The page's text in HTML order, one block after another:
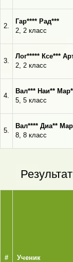
2.
Гар**** Рад***
2, 2 класс
3.
Лог***** Ксе***
2, 2 класс
4.
Вал*** Наи**
5, 5 класс
5.
Вал**** Диа**
8, 8 класс
# Ученик